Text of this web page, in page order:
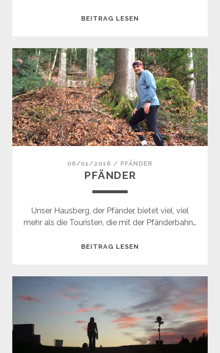
BEITRAG LESEN
06/01/2016 / PFÄNDER
PFÄNDER
Unser Hausberg, der Pfänder, bietet viel, viel
mehr als die Touristen, die mit der Pfänderbahn…
BEITRAG LESEN